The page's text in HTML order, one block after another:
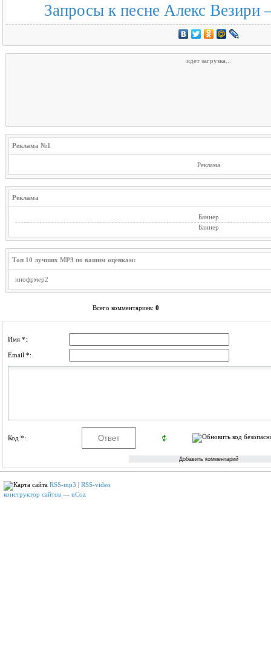
Запросы к песне Алекс Везири
идет загрузка...
Реклама №1
Реклама
Реклама
Баннер
Баннер
Топ 10 лучших MP3 по вашим оценкам:
инофрмер2
Всего комментариев:0
Имя *:
Email *:
Код *:
RSS-mp3 | RSS-video
конструктор сайтов — uCoz